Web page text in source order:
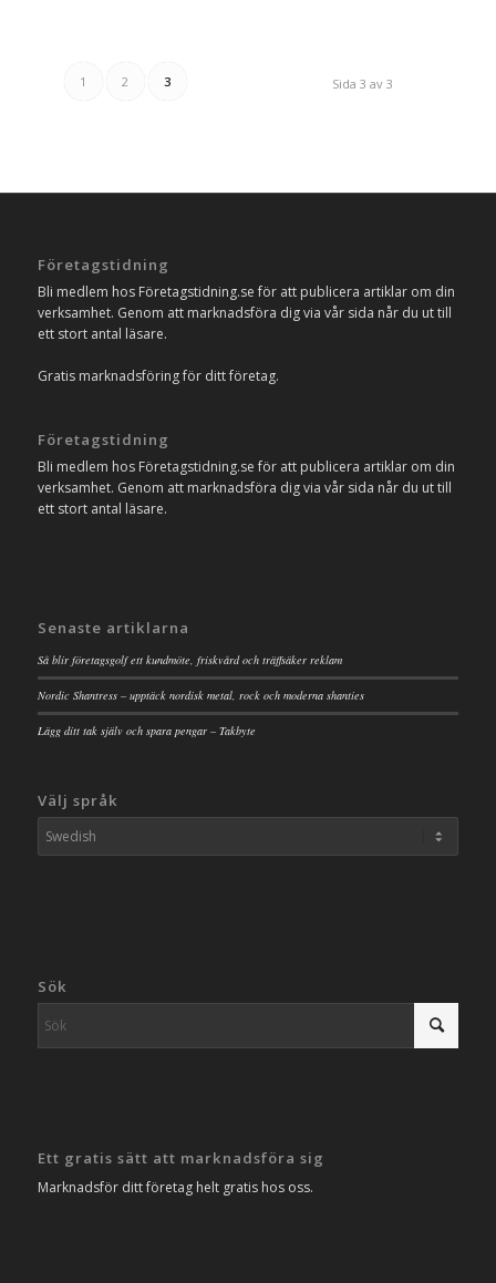
Sida 3 av 3
1 2 3
Företagstidning
Bli medlem hos Företagstidning.se för att publicera artiklar om din
verksamhet. Genom att marknadsföra dig via vår sida når du ut till
ett stort antal läsare.
Gratis marknadsföring för ditt företag.
Företagstidning
Bli medlem hos Företagstidning.se för att publicera artiklar om din
verksamhet. Genom att marknadsföra dig via vår sida når du ut till
ett stort antal läsare.
Senaste artiklarna
Så blir företagsgolf ett kundmöte, friskvård och träffsäker reklam
Nordic Shantress – upptäck nordisk metal, rock och moderna shanties
Lägg ditt tak själv och spara pengar – Takbyte
Välj språk
Sök
Ett gratis sätt att marknadsföra sig
Marknadsför ditt företag helt gratis hos oss.